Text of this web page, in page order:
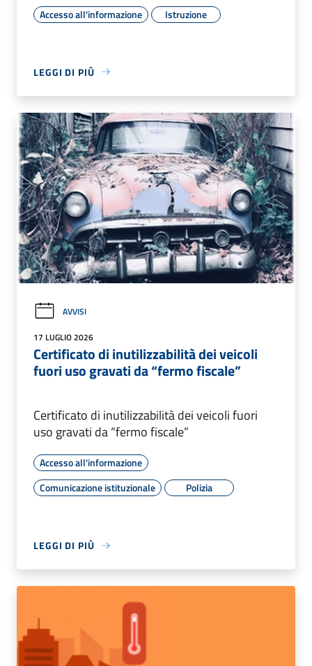
Accesso all'informazione Istruzione
LEGGI DI PIÙ
AVVISI
17 LUGLIO 2026
Certificato di inutilizzabilità dei veicoli
fuori uso gravati da “fermo fiscale”
Certificato di inutilizzabilità dei veicoli fuori
uso gravati da “fermo fiscale”
Accesso all'informazione
Comunicazione istituzionale
Polizia
LEGGI DI PIÙ